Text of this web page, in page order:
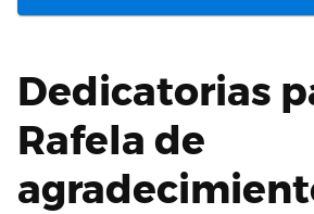
Dedicatorias
Rafela de